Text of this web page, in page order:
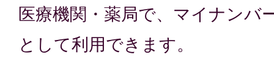
医療機関・薬局で、マイナンバ
として利用できます。